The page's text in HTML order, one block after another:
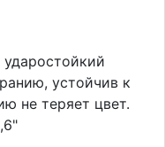
устойчив к
не теряет цвет.